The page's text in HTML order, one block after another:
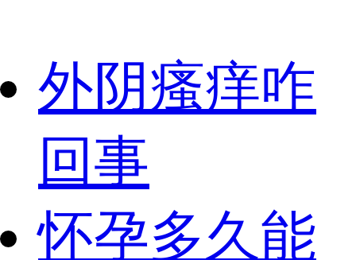
外阴瘙痒咋
回事
怀孕多久能